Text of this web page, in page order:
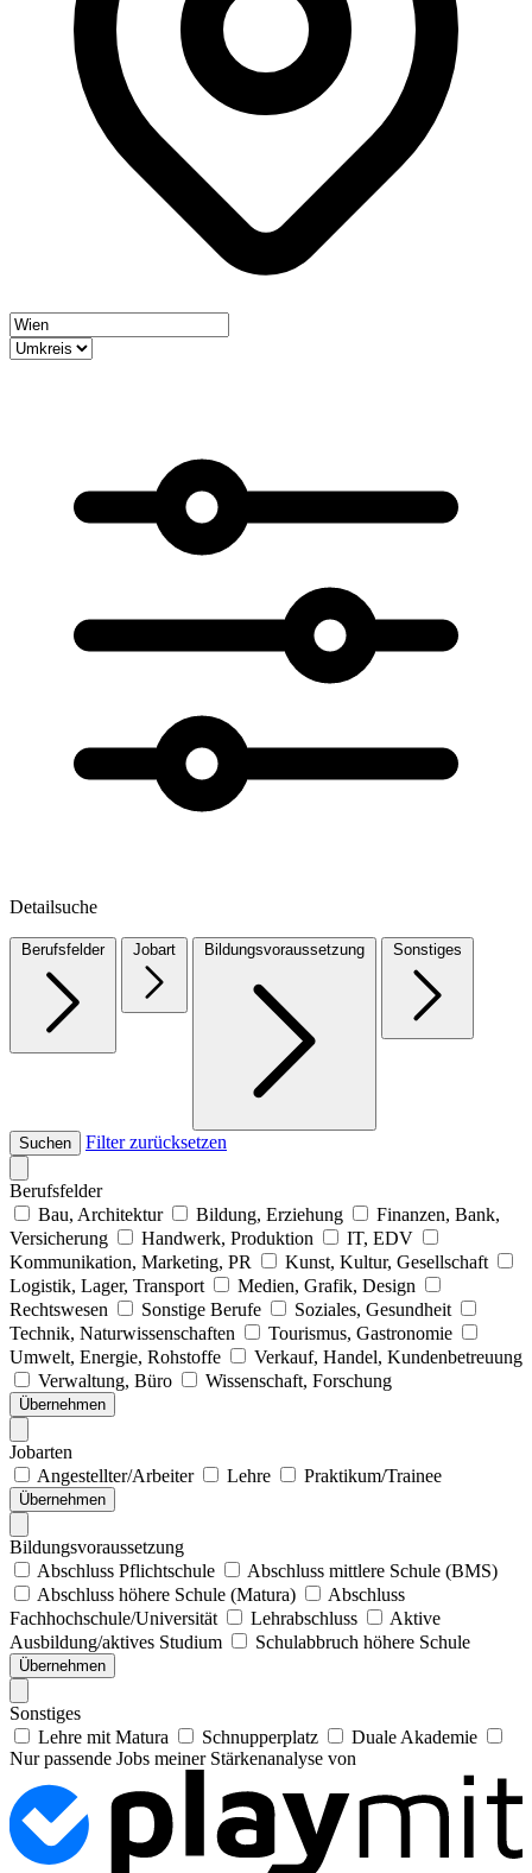
Detailsuche
Berufsfelder Jobart Bildungsvoraussetzung Sonstiges
Suchen Filter zurücksetzen
Berufsfelder
Bau, Architektur
Bildung, Erziehung
Finanzen, Bank,
Versicherung
Handwerk, Produktion
IT, EDV
Kommunikation, Marketing, PR
Kunst, Kultur, Gesellschaft
Logistik, Lager, Transport
Medien, Grafik, Design
Rechtswesen
Sonstige Berufe
Soziales, Gesundheit
Technik, Naturwissenschaften
Tourismus, Gastronomie
Umwelt, Energie, Rohstoffe
Verkauf, Handel, Kundenbetreuung
Verwaltung, Büro
Wissenschaft, Forschung
Übernehmen
Jobarten
Angestellter/Arbeiter
Lehre Praktikum/Trainee
Übernehmen
Bildungsvoraussetzung
Abschluss Pflichtschule
Abschluss mittlere Schule (BMS)
Abschluss höhere Schule (Matura)
Abschluss
Fachhochschule/Universität
Lehrabschluss
Aktive
Ausbildung/aktives Studium
Schulabbruch höhere Schule
Übernehmen
Sonstiges
Lehre mit Matura
Schnupperplatz
Duale Akademie
Nur passende Jobs meiner Stärkenanalyse von